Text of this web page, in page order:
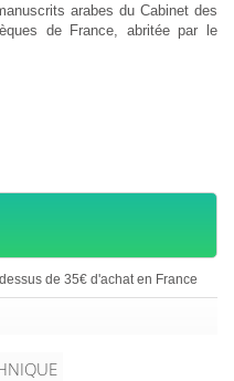
arabes du Cabinet des
de France, abritée par le
de 35€ d'achat en France